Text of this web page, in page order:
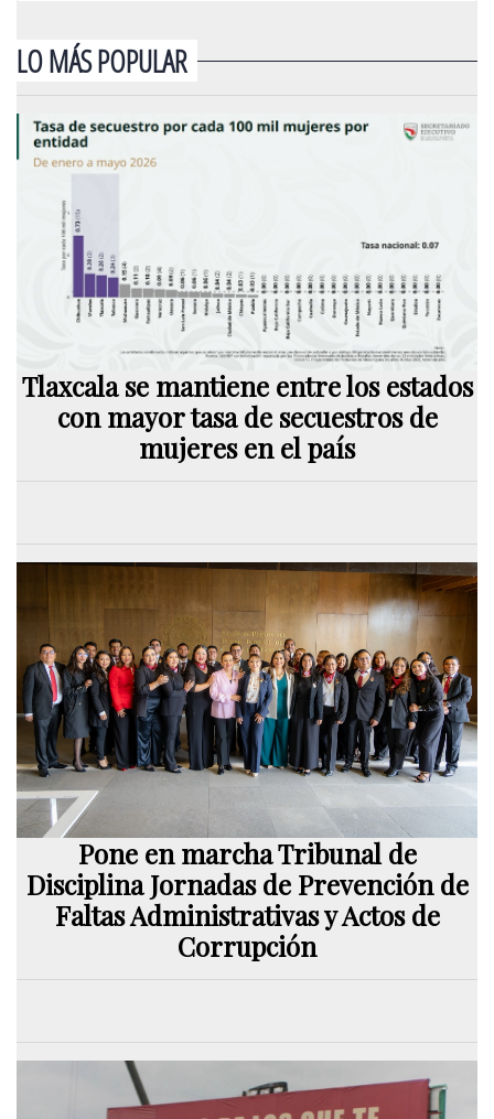
LO MÁS POPULAR
Tlaxcala se mantiene entre los estados
con mayor tasa de secuestros de
mujeres en el país
Pone en marcha Tribunal de
Disciplina Jornadas de Prevención de
Faltas Administrativas y Actos de
Corrupción